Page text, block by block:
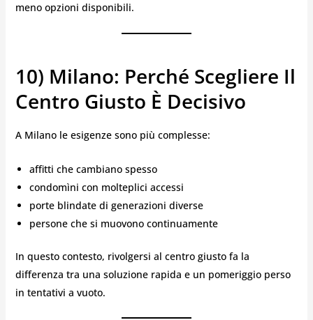
meno opzioni disponibili.
10) Milano: Perché Scegliere Il
Centro Giusto È Decisivo
A Milano le esigenze sono più complesse:
affitti che cambiano spesso
condomìni con molteplici accessi
porte blindate di generazioni diverse
persone che si muovono continuamente
In questo contesto, rivolgersi al centro giusto fa la
differenza tra una soluzione rapida e un pomeriggio perso
in tentativi a vuoto.